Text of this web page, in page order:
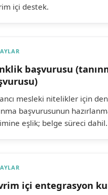
içi destek.
başvurusu
mesleki nitelikler için
başvurusunun
eşlik; belge süreci dahil.
içi entegrasyon